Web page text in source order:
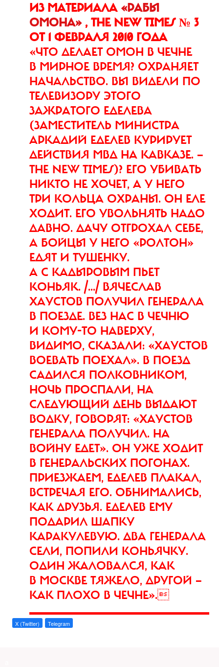
ИЗ МАТЕРИАЛА «РАБЫ
ОМОНА» , THE NEW TIMES № 3
ОТ 1 ФЕВРАЛЯ 2010 ГОДА
«ЧТО ДЕЛАЕТ ОМОН В ЧЕЧНЕ
В МИРНОЕ ВРЕМЯ? ОХРАНЯЕТ
НАЧАЛЬСТВО. ВЫ ВИДЕЛИ ПО
ТЕЛЕВИЗОРУ ЭТОГО
ЗАЖРАТОГО ЕДЕЛЕВА
(ЗАМЕСТИТЕЛЬ МИНИСТРА
АРКАДИЙ ЕДЕЛЕВ КУРИРУЕТ
ДЕЙСТВИЯ МВД НА КАВКАЗЕ. —
THE NEW TIMES)? ЕГО УБИВАТЬ
НИКТО НЕ ХОЧЕТ, А У НЕГО
ТРИ КОЛЬЦА ОХРАНЫ. ОН ЕЛЕ
ХОДИТ. ЕГО УВОЛЬНЯТЬ НАДО
ДАВНО. ДАЧУ ОТГРОХАЛ СЕБЕ,
А БОЙЦЫ У НЕГО «РОЛТОН»
ЕДЯТ И ТУШЕНКУ.
А С КАДЫРОВЫМ ПЬЕТ
КОНЬЯК. /.../ ВЯЧЕСЛАВ
ХАУСТОВ ПОЛУЧИЛ ГЕНЕРАЛА
В ПОЕЗДЕ. ВЕЗ НАС В ЧЕЧНЮ
И КОМУ-ТО НАВЕРХУ,
ВИДИМО, СКАЗАЛИ: «ХАУСТОВ
ВОЕВАТЬ ПОЕХАЛ». В ПОЕЗД
САДИЛСЯ ПОЛКОВНИКОМ,
НОЧЬ ПРОСПАЛИ, НА
СЛЕДУЮЩИЙ ДЕНЬ ВЫДАЮТ
ВОДКУ, ГОВОРЯТ: «ХАУСТОВ
ГЕНЕРАЛА ПОЛУЧИЛ. НА
ВОЙНУ ЕДЕТ». ОН УЖЕ ХОДИТ
В ГЕНЕРАЛЬСКИХ ПОГОНАХ.
ПРИЕЗЖАЕМ, ЕДЕЛЕВ ПЛАКАЛ,
ВСТРЕЧАЯ ЕГО. ОБНИМАЛИСЬ,
КАК ДРУЗЬЯ. ЕДЕЛЕВ ЕМУ
ПОДАРИЛ ШАПКУ
КАРАКУЛЕВУЮ. ДВА ГЕНЕРАЛА
СЕЛИ, ПОПИЛИ КОНЬЯЧКУ.
ОДИН ЖАЛОВАЛСЯ, КАК
В МОСКВЕ ТЯЖЕЛО, ДРУГОЙ —
КАК ПЛОХО В ЧЕЧНЕ».
X (Twitter) Telegram